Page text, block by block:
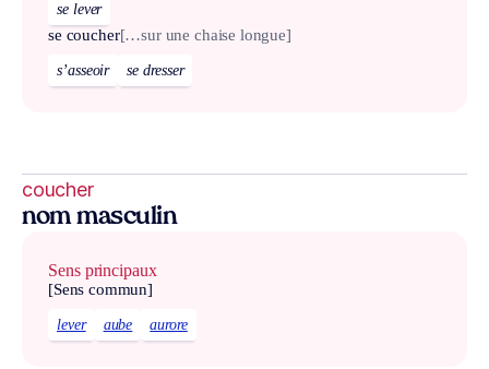
se lever
se coucher[…sur une chaise longue]
s’asseoir se dresser
coucher
nom masculin
Sens principaux
[Sens commun]
lever aube aurore